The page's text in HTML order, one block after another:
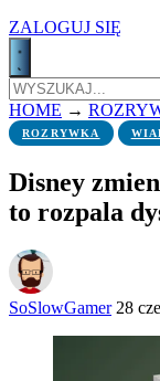
ZALOGUJ SIĘ
HOME →
ROZRYWKA
Disney
to rozpala
SoSlowGamer 28